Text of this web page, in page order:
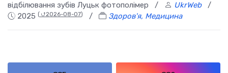
відбілювання зубів Луцьк фотополімер / UkrWeb/
2025 ( ⮍2026-08-07) / Здоров'я, Медицина